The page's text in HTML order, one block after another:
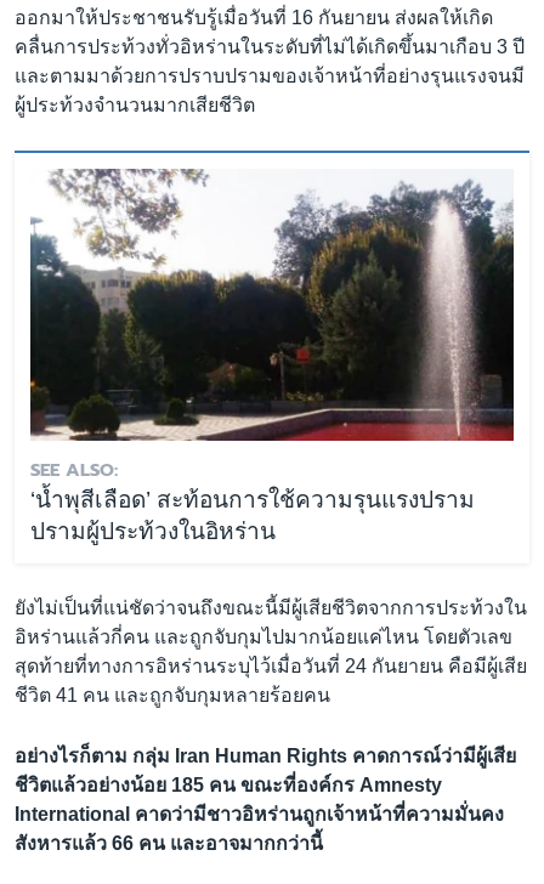
ออกมาให้ประชาชนรับรู้เมื่อวันที่ 16 กันยายน ส่งผลให้เกิด
คลื่นการประท้วงทั่วอิหร่านในระดับที่ไม่ได้เกิดขึ้นมาเกือบ 3 ปี
และตามมาด้วยการปราบปรามของเจ้าหน้าที่อย่างรุนแรงจนมี
ผู้ประท้วงจำนวนมากเสียชีวิต
SEE ALSO:
‘น้ำพุสีเลือด’ สะท้อนการใช้ความรุนแรงปราม
ปรามผู้ประท้วงในอิหร่าน
ยังไม่เป็นที่แน่ชัดว่าจนถึงขณะนี้มีผู้เสียชีวิตจากการประท้วงใน
อิหร่านแล้วกี่คน และถูกจับกุมไปมากน้อยแค่ไหน โดยตัวเลข
สุดท้ายที่ทางการอิหร่านระบุไว้เมื่อวันที่ 24 กันยายน คือมีผู้เสีย
ชีวิต 41 คน และถูกจับกุมหลายร้อยคน
อย่างไรก็ตาม กลุ่ม Iran Human Rights คาดการณ์ว่ามีผู้เสีย
ชีวิตแล้วอย่างน้อย 185 คน ขณะที่องค์กร Amnesty
International คาดว่ามีชาวอิหร่านถูกเจ้าหน้าที่ความมั่นคง
สังหารแล้ว 66 คน และอาจมากกว่านี้